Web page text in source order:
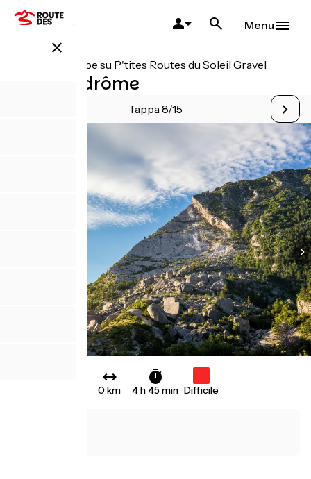
Salta
close
Menu
Tutte le tappe su P'tites Routes du Soleil Gravel
Die / Valdrôme
Tappa 8/15
0 km 4 h 45 min Difficile